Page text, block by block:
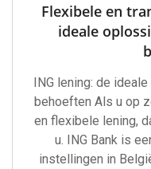
Flexibele en
ideale
ING lening: de
behoeften Als u op
en flexibele lening,
u. ING Bank is
instellingen in